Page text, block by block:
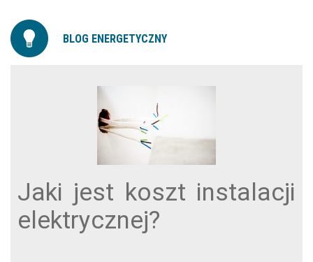
BLOG ENERGETYCZNY
Jaki jest koszt instalacji
elektrycznej?